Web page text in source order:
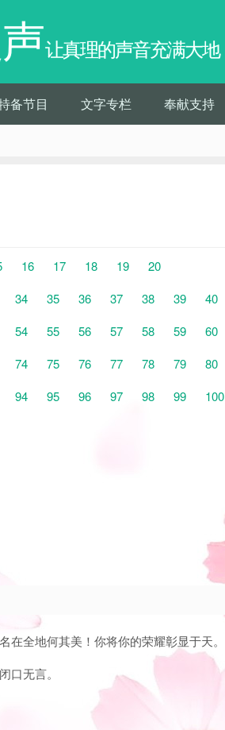
让真理的声音充满大地
备节目 文字专栏 奉献支持
16 17 18 19
20
34 35 36 37 38 39
40
54 55 56 57 58 59
60
74 75 76 77 78 79
80
94 95 96 97 98 99
100
全地何其美！你将你的荣耀彰显于天。
口无言。